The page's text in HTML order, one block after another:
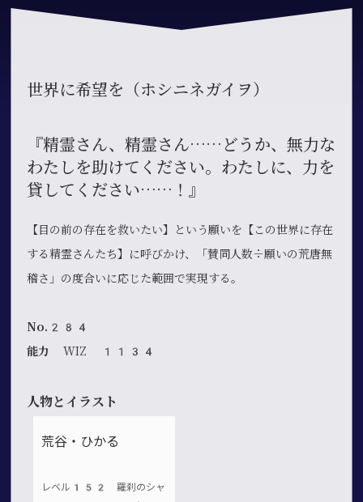
世界に希望を（ホシニネガイヲ）
『精霊さん、精霊さん……どうか、無力な
わたしを助けてください。わたしに、力を
貸してください……！』
【目の前の存在を救いたい】という願いを【この世界に存在
する精霊さんたち】に呼びかけ、「賛同人数÷願いの荒唐無
稽さ」の度合いに応じた範囲で実現する。
No.284
能力WIZ 1134
人物とイラスト
荒谷・ひかる
レベル152 羅刹のシャ